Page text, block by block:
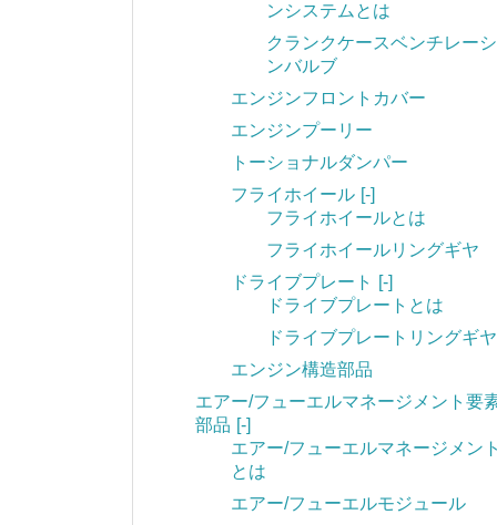
ンシステムとは
クランクケースベンチレー
ンバルブ
エンジンフロントカバー
エンジンプーリー
トーショナルダンパー
フライホイール [-]
フライホイールとは
フライホイールリングギヤ
ドライブプレート
[-]
ドライブプレートとは
ドライブプレートリングギヤ
エンジン構造部品
エアー/フューエルマネージメント要
部品 [-]
エアー/フューエルマネージメント
とは
エアー/フューエルモジュール